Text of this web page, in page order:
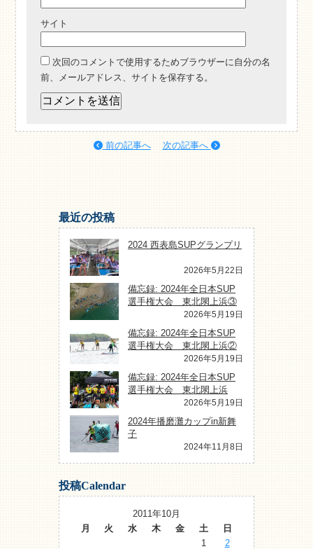
サイト
次回のコメントで使用するためブラウザーに自分の名
前、メールアドレス、サイトを保存する。
前の記事へ 次の記事へ
最近の投稿
2024 西表島SUPグランプリ
2026年5月22日
備忘録: 2024年全日本SUP
選手権大会 東北閖上浜③
2026年5月19日
備忘録: 2024年全日本SUP
選手権大会 東北閖上浜②
2026年5月19日
備忘録: 2024年全日本SUP
選手権大会 東北閖上浜
2026年5月19日
2024年播磨灘カップin新舞
子
2024年11月8日
投稿Calendar
2011年10月
月
火 水 木 金 土
日
1
2